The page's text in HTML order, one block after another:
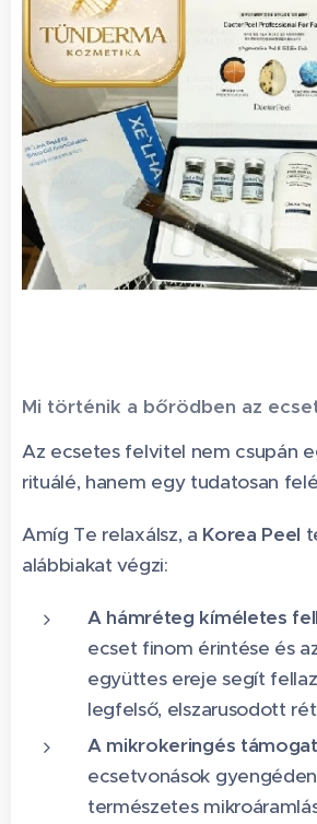
Mi történik a bőrödben az
Az ecsetes felvitel nem csupán
rituálé, hanem egy tudatosan
Amíg Te relaxálsz, a Korea Peel
alábbiakat végzi:
A hámréteg kíméletes
ecset finom érintése és
együttes ereje segít
legfelső, elszarusodott
A mikrokeringés
ecsetvonások
természetes